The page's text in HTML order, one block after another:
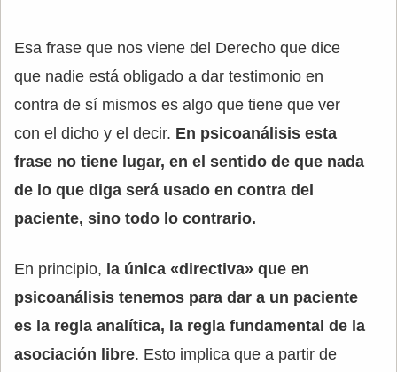
Esa frase que nos viene del Derecho que dice
que nadie está obligado a dar testimonio en
contra de sí mismos es algo que tiene que ver
con el dicho y el decir. En psicoanálisis esta
frase no tiene lugar, en el sentido de que nada
de lo que diga será usado en contra del
paciente, sino todo lo contrario.
En principio, la única «directiva» que en
psicoanálisis tenemos para dar a un paciente
es la regla analítica, la regla fundamental de la
asociación libre. Esto implica que a partir de